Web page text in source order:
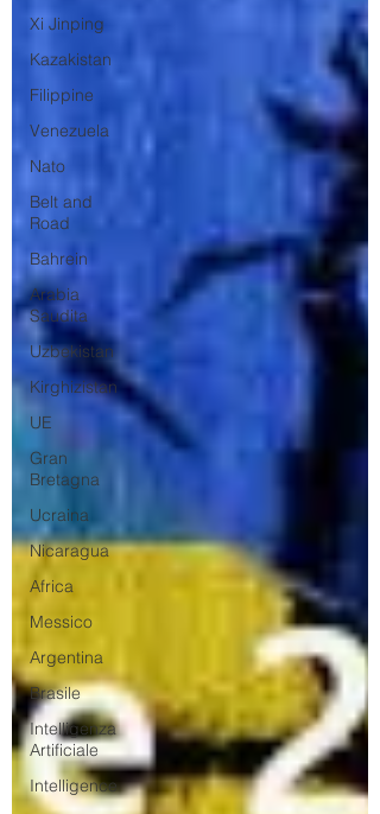
Xi Jinping
Kazakistan
Filippine
Venezuela
Nato
Belt and
Road
Bahrein
Arabia
Saudita
Uzbekistan
Kirghizistan
UE
Gran
Bretagna
Ucraina
Nicaragua
Africa
Messico
Argentina
Brasile
Intelligenza
Artificiale
Intelligence